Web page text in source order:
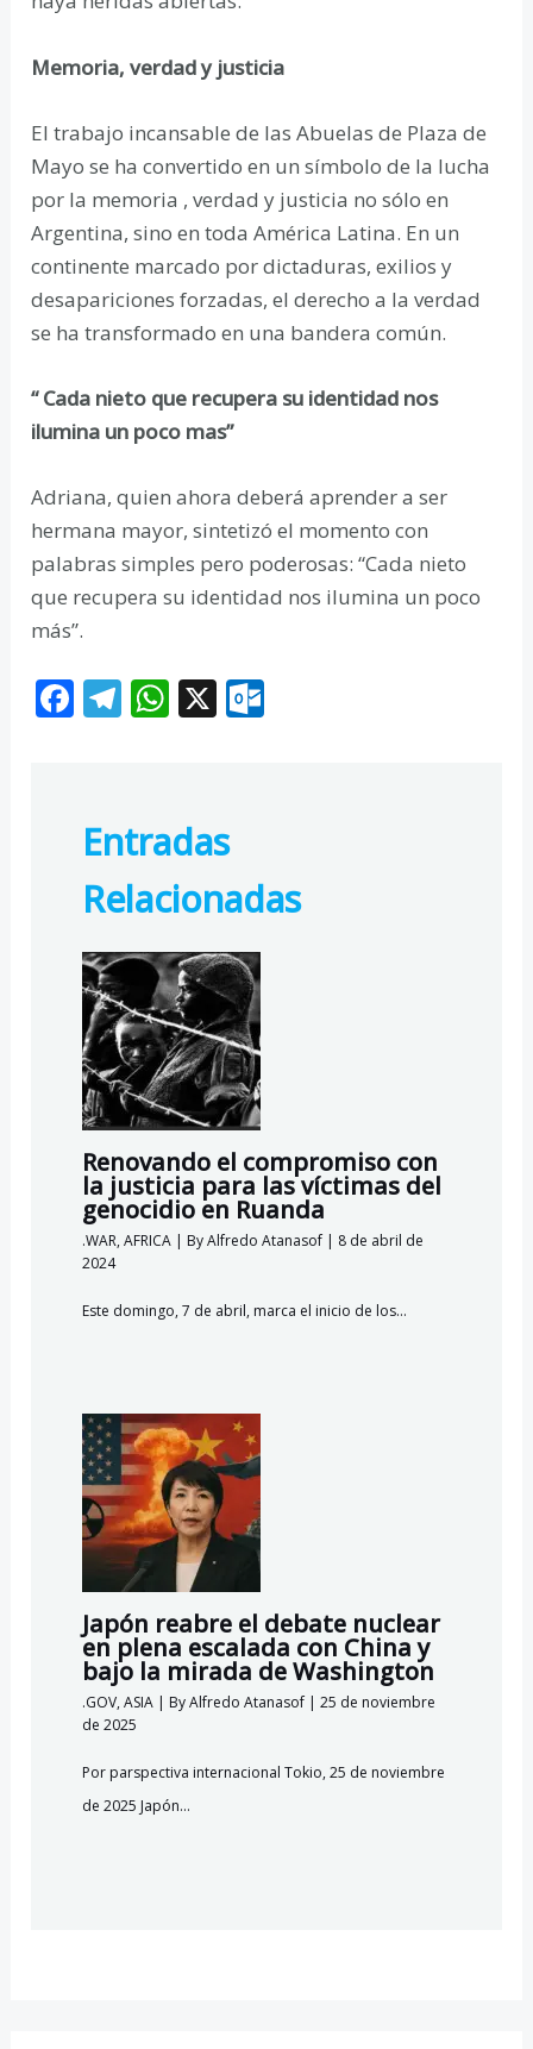
Memoria, verdad y justicia
El trabajo incansable de las Abuelas de Plaza de
Mayo se ha convertido en un símbolo de la lucha
por la memoria , verdad y justicia no sólo en
Argentina, sino en toda América Latina. En un
continente marcado por dictaduras, exilios y
desapariciones forzadas, el derecho a la verdad
se ha transformado en una bandera común.
“ Cada nieto que recupera su identidad nos
ilumina un poco mas”
Adriana, quien ahora deberá aprender a ser
hermana mayor, sintetizó el momento con
palabras simples pero poderosas: “Cada nieto
que recupera su identidad nos ilumina un poco
más”.
F
o
o
k
T
a
m
W
s
A
p
p
X
c
o
Entradas
Relacionadas
Renovando el compromiso con
la justicia para las víctimas del
genocidio en Ruanda
.WAR,AFRICA| ByAlfredo Atanasof | 8 de abril de
2024
Este domingo, 7 de abril, marca el inicio de los…
Japón reabre el debate nuclear
en plena escalada con China y
bajo la mirada de Washington
.GOV,ASIA| ByAlfredo Atanasof | 25 de noviembre
de 2025
Por parspectiva internacional Tokio, 25 de noviembre
de 2025 Japón…